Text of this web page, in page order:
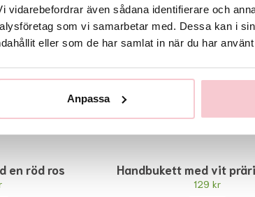
även sådana identifierare och
som vi samarbetar med. Dessa kan i
eller som de har samlat in när du har
Anpassa
en röd ros Handbukett med vit
129 kr